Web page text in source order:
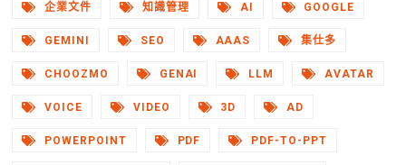
企業文件 知識管理 AI GOOGLE
GEMINI SEO AAAS 集仕多
CHOOZMO GENAI LLM AVATAR
VOICE VIDEO 3D AD
POWERPOINT PDF PDF-TO-PPT